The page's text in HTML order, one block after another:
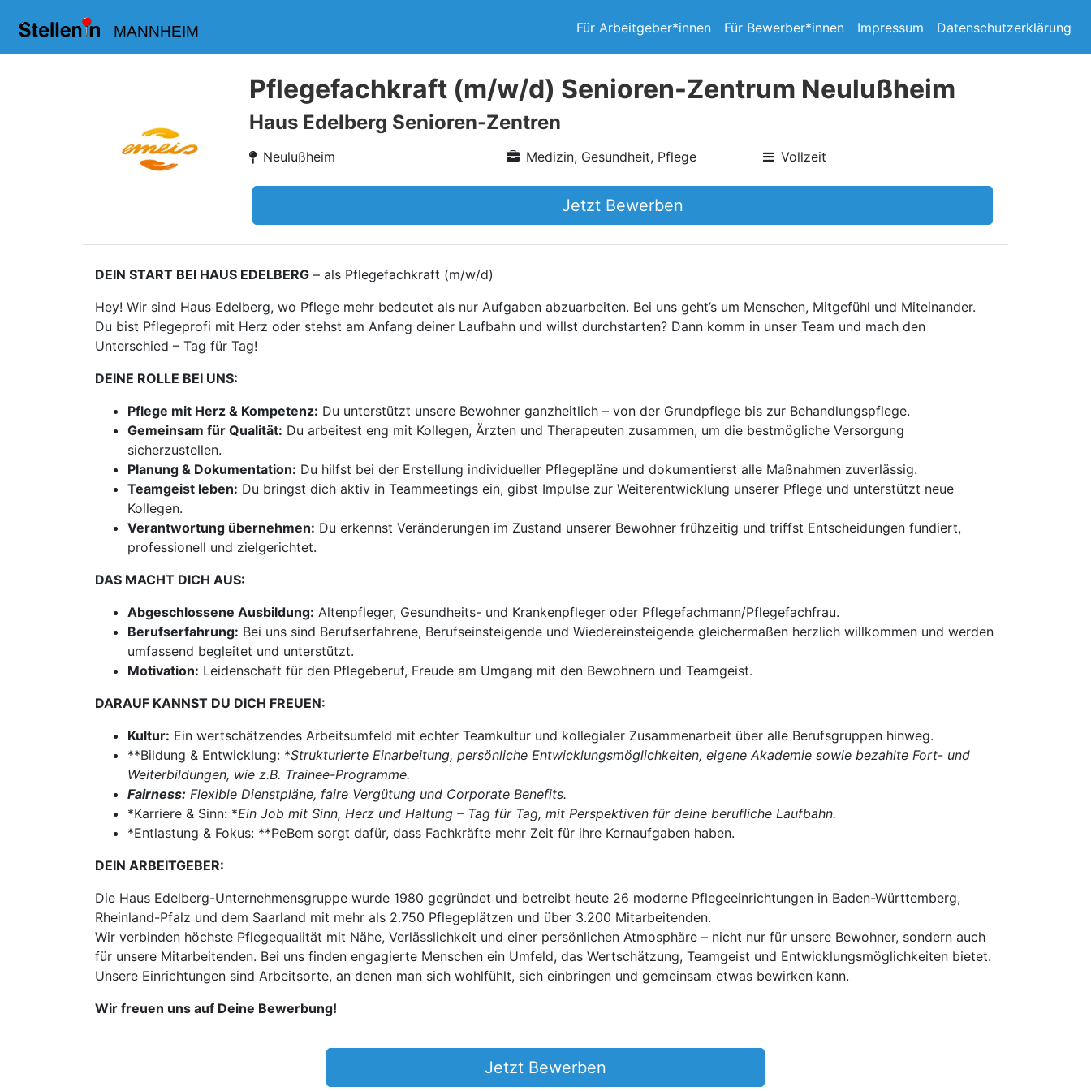
MANNHEIM Für Arbeitgeber*innen Für Bewerber*innen Impressum Datenschutzerklärung
Pflegefachkraft (m/w/d) Senioren-Zentrum Neulußheim
Haus Edelberg Senioren-Zentren
Neulußheim Medizin, Gesundheit, Pflege Vollzeit
Jetzt Bewerben
DEIN START BEI HAUS EDELBERG – als Pflegefachkraft (m/w/d)
Hey! Wir sind Haus Edelberg, wo Pflege mehr bedeutet als nur Aufgaben abzuarbeiten. Bei uns geht’s um Menschen, Mitgefühl und Miteinander.
Du bist Pflegeprofi mit Herz oder stehst am Anfang deiner Laufbahn und willst durchstarten? Dann komm in unser Team und mach den
Unterschied – Tag für Tag!
DEINE ROLLE BEI UNS:
Pflege mit Herz & Kompetenz: Du unterstützt unsere Bewohner ganzheitlich – von der Grundpflege bis zur Behandlungspflege.
Gemeinsam für Qualität: Du arbeitest eng mit Kollegen, Ärzten und Therapeuten zusammen, um die bestmögliche Versorgung
sicherzustellen.
Planung & Dokumentation: Du hilfst bei der Erstellung individueller Pflegepläne und dokumentierst alle Maßnahmen zuverlässig.
Teamgeist leben: Du bringst dich aktiv in Teammeetings ein, gibst Impulse zur Weiterentwicklung unserer Pflege und unterstützt neue
Kollegen.
Verantwortung übernehmen: Du erkennst Veränderungen im Zustand unserer Bewohner frühzeitig und triffst Entscheidungen fundiert,
professionell und zielgerichtet.
DAS MACHT DICH AUS:
Abgeschlossene Ausbildung: Altenpfleger, Gesundheits- und Krankenpfleger oder Pflegefachmann/Pflegefachfrau.
Berufserfahrung: Bei uns sind Berufserfahrene, Berufseinsteigende und Wiedereinsteigende gleichermaßen herzlich willkommen und werden
umfassend begleitet und unterstützt.
Motivation: Leidenschaft für den Pflegeberuf, Freude am Umgang mit den Bewohnern und Teamgeist.
DARAUF KANNST DU DICH FREUEN:
Kultur: Ein wertschätzendes Arbeitsumfeld mit echter Teamkultur und kollegialer Zusammenarbeit über alle Berufsgruppen hinweg.
**Bildung & Entwicklung: *Strukturierte Einarbeitung, persönliche Entwicklungsmöglichkeiten, eigene Akademie sowie bezahlte Fort- und
Weiterbildungen, wie z.B. Trainee-Programme.
Fairness: Flexible Dienstpläne, faire Vergütung und Corporate Benefits.
*Karriere & Sinn: *Ein Job mit Sinn, Herz und Haltung – Tag für Tag, mit Perspektiven für deine berufliche Laufbahn.
*Entlastung & Fokus: **PeBem sorgt dafür, dass Fachkräfte mehr Zeit für ihre Kernaufgaben haben.
DEIN ARBEITGEBER:
Die Haus Edelberg-Unternehmensgruppe wurde 1980 gegründet und betreibt heute 26 moderne Pflegeeinrichtungen in Baden-Württemberg,
Rheinland-Pfalz und dem Saarland mit mehr als 2.750 Pflegeplätzen und über 3.200 Mitarbeitenden.
Wir verbinden höchste Pflegequalität mit Nähe, Verlässlichkeit und einer persönlichen Atmosphäre – nicht nur für unsere Bewohner, sondern auch
für unsere Mitarbeitenden. Bei uns finden engagierte Menschen ein Umfeld, das Wertschätzung, Teamgeist und Entwicklungsmöglichkeiten bietet.
Unsere Einrichtungen sind Arbeitsorte, an denen man sich wohlfühlt, sich einbringen und gemeinsam etwas bewirken kann.
Wir freuen uns auf Deine Bewerbung!
Jetzt Bewerben